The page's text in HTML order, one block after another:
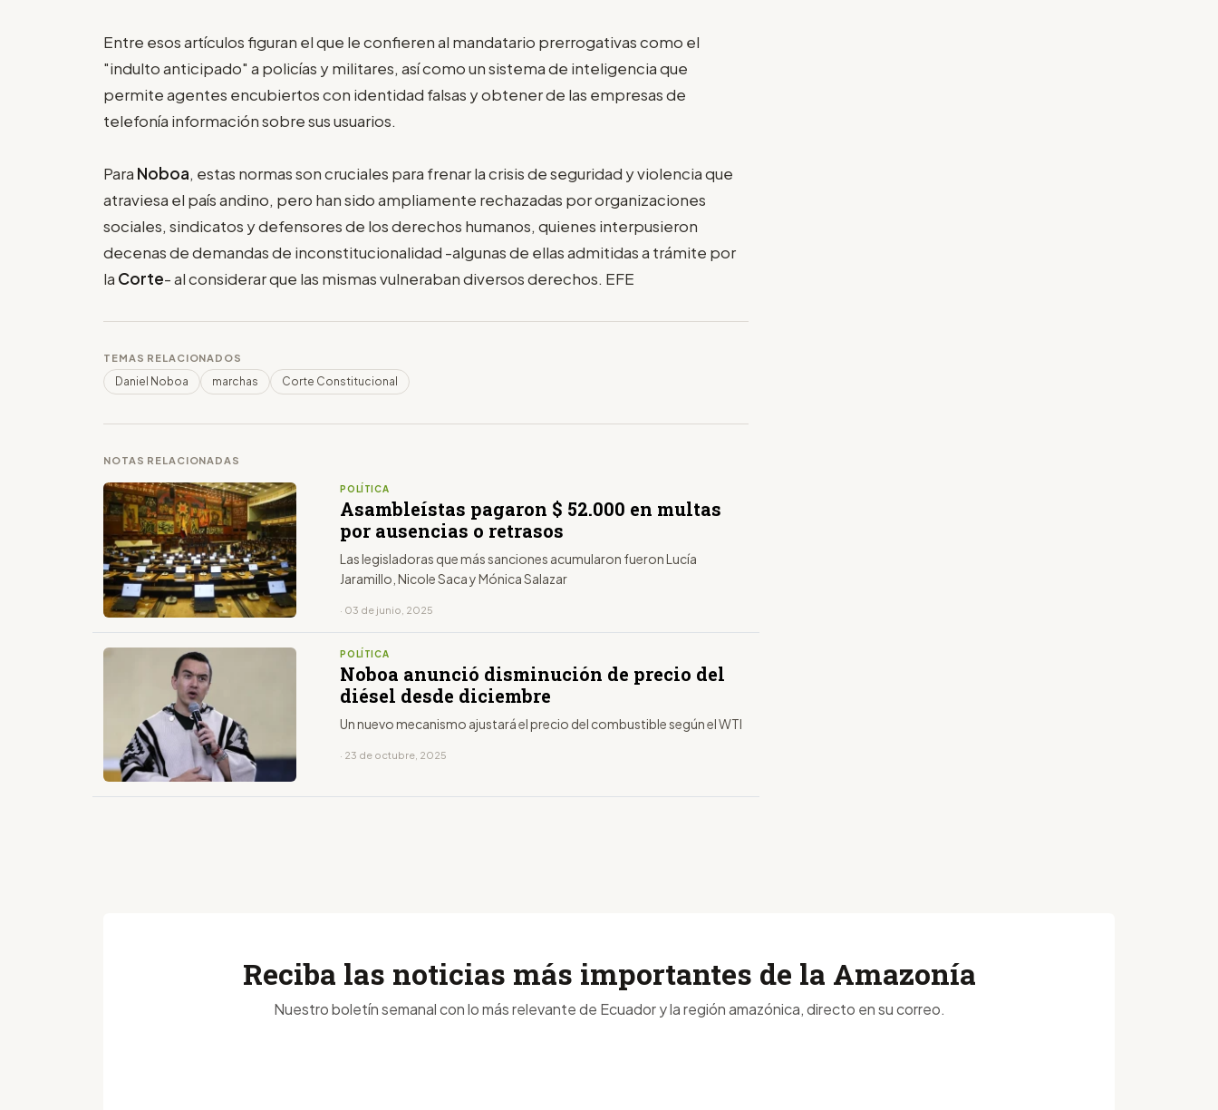
Entre esos artículos figuran el que le confieren al mandatario prerrogativas como el
"indulto anticipado" a policías y militares, así como un sistema de inteligencia que
permite agentes encubiertos con identidad falsas y obtener de las empresas de
telefonía información sobre sus usuarios.
Para Noboa, estas normas son cruciales para frenar la crisis de seguridad y violencia que
atraviesa el país andino, pero han sido ampliamente rechazadas por organizaciones
sociales, sindicatos y defensores de los derechos humanos, quienes interpusieron
decenas de demandas de inconstitucionalidad -algunas de ellas admitidas a trámite por
la Corte- al considerar que las mismas vulneraban diversos derechos. EFE
TEMAS RELACIONADOS
Daniel Noboa marchas Corte Constitucional
NOTAS RELACIONADAS
POLÍTICA
Asambleístas pagaron $ 52.000 en multas
por ausencias o retrasos
Las legisladoras que más sanciones acumularon fueron Lucía
Jaramillo, Nicole Saca y Mónica Salazar
· 03 de junio, 2025
POLÍTICA
Noboa anunció disminución de precio del
diésel desde diciembre
Un nuevo mecanismo ajustará el precio del combustible según el WTI
· 23 de octubre, 2025
Reciba las noticias más importantes de la Amazonía
Nuestro boletín semanal con lo más relevante de Ecuador y la región amazónica, directo en su correo.